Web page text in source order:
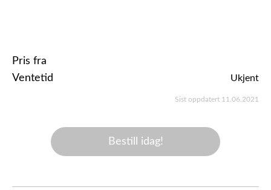
Pris fra
Ventetid
Ukjent
Sist oppdatert 11.06.2021
Bestill idag!